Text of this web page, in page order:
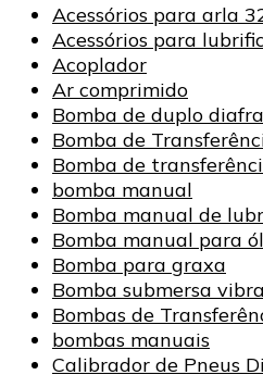
Acessórios para arla
Acessórios para
Acoplador
Ar comprimido
Bomba de duplo
Bomba de
Bomba de
bomba manual
Bomba manual de
Bomba manual para
Bomba para graxa
Bomba submersa
Bombas de
bombas manuais
Calibrador de Pneus